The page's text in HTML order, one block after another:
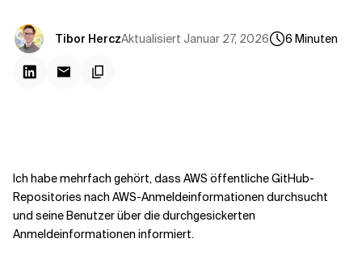
Tibor HerczAktualisiert Januar 27, 2026 6 Minuten
Ich habe mehrfach gehört, dass AWS öffentliche GitHub-
Repositories nach AWS-Anmeldeinformationen durchsucht
und seine Benutzer über die durchgesickerten
Anmeldeinformationen informiert.